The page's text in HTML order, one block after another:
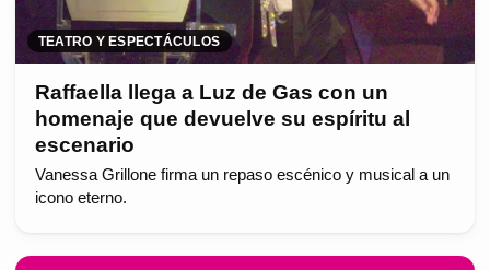
TEATRO Y ESPECTÁCULOS
Raffaella llega a Luz de Gas con un
homenaje que devuelve su espíritu al
escenario
Vanessa Grillone firma un repaso escénico y musical a un
icono eterno.